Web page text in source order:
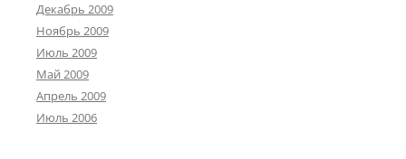
Декабрь 2009
Ноябрь 2009
Июль 2009
Май 2009
Апрель 2009
Июль 2006